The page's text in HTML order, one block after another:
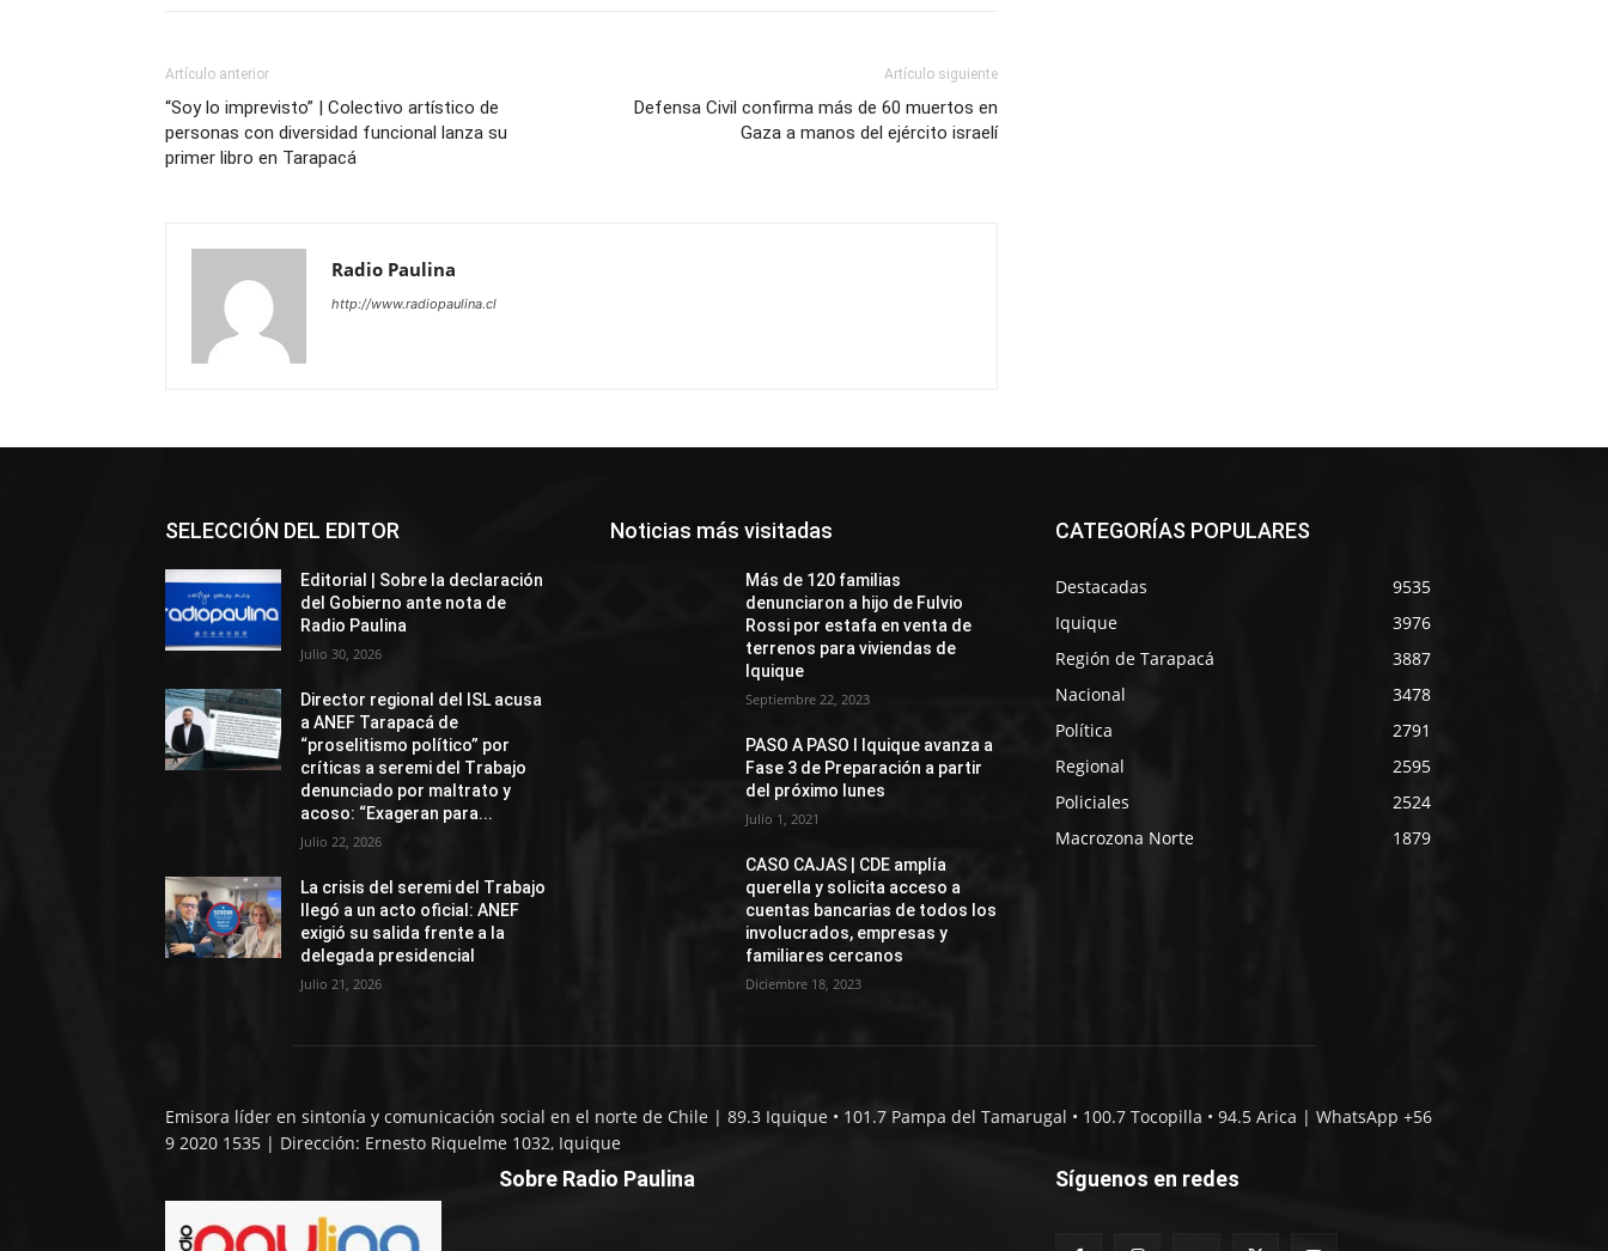
Artículo anterior
“Soy lo imprevisto” | Colectivo artístico de
personas con diversidad funcional lanza su
primer libro en Tarapacá
Artículo siguiente
Defensa Civil confirma más de 60 muertos en
Gaza a manos del ejército israelí
Radio Paulina
http://www.radiopaulina.cl
SELECCIÓN DEL EDITOR
Editorial | Sobre la declaración
del Gobierno ante nota de
Radio Paulina
Julio 30, 2026
Director regional del ISL acusa
a ANEF Tarapacá de
“proselitismo político” por
críticas a seremi del Trabajo
denunciado por maltrato y
acoso: “Exageran para...
Julio 22, 2026
La crisis del seremi del Trabajo
llegó a un acto oficial: ANEF
exigió su salida frente a la
delegada presidencial
Julio 21, 2026
Noticias más visitadas
Más de 120 familias
denunciaron a hijo de Fulvio
Rossi por estafa en venta de
terrenos para viviendas de
Iquique
Septiembre 22, 2023
PASO A PASO I Iquique avanza a
Fase 3 de Preparación a partir
del próximo lunes
Julio 1, 2021
CASO CAJAS | CDE amplía
querella y solicita acceso a
cuentas bancarias de todos los
involucrados, empresas y
familiares cercanos
Diciembre 18, 2023
CATEGORÍAS POPULARES
Destacadas
9535
Iquique
3976
Región de Tarapacá
3887
Nacional
3478
Política
2791
Regional
2595
Policiales
2524
Macrozona Norte
1879
Emisora líder en sintonía y comunicación social en el norte de Chile | 89.3 Iquique • 101.7 Pampa del Tamarugal • 100.7 Tocopilla • 94.5 Arica | WhatsApp +56
9 2020 1535 | Dirección: Ernesto Riquelme 1032, Iquique
Sobre Radio Paulina Síguenos en redes